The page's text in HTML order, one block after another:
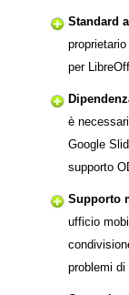
Standard
per
è
Google
supporto
Supporto
ufficio
problemi